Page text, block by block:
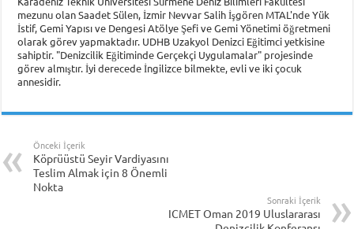
mezunu olan Saadet Sülen, İzmir Nevvar Salih İşgören MTAL'nde Yük
İstif, Gemi Yapısı ve Dengesi Atölye Şefi ve Gemi Yönetimi öğretmeni
olarak görev yapmaktadır. UDHB Uzakyol Denizci Eğitimci yetkisine
sahiptir. "Denizcilik Eğitiminde Gerçekçi Uygulamalar" projesinde
görev almıştır. İyi derecede İngilizce bilmekte, evli ve iki çocuk
annesidir.
Önceki İçerik
Köprüüstü Seyir Vardiyasını
Teslim Almak için 8 Önemli
Nokta
Sonraki İçerik
ICMET Oman 2019 Uluslararası